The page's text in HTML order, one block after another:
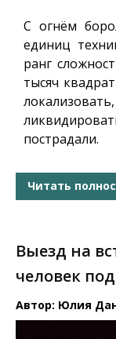
С огнём
единиц
ранг
тысяч
пострадали.
Читать
Выезд на
человек
Автор: Юлия